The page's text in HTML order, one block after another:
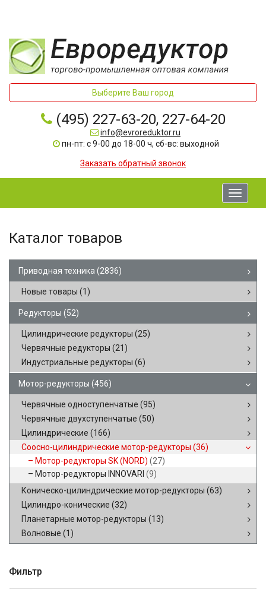
Выберите Ваш город
(495) 227-63-20, 227-64-20
info@evroreduktor.ru
пн-пт: с 9-00 до 18-00 ч, сб-вс: выходной
Заказать обратный звонок
Toggle
Каталог товаров
Приводная техника (2836)
Новые товары (1)
Редукторы (52)
Цилиндрические редукторы (25)
Червячные редукторы (21)
Индустриальные редукторы (6)
Мотор-редукторы (456)
Червячные одноступенчатые (95)
Червячные двухступенчатые (50)
Цилиндрические (166)
Соосно-цилиндрические мотор-редукторы (36)
Мотор-редукторы SK (NORD) (27)
Мотор-редукторы INNOVARI (9)
Коническо-цилиндрические мотор-редукторы (63)
Цилиндро-конические (32)
Планетарные мотор-редукторы (13)
Волновые (1)
Фильтр